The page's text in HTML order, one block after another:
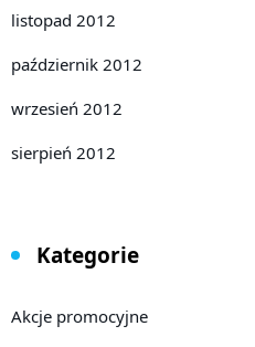
listopad 2012
październik 2012
wrzesień 2012
sierpień 2012
Kategorie
Akcje promocyjne